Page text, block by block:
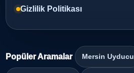
Gizlilik Politikası
Popüler Aramalar Mersin Uyducu